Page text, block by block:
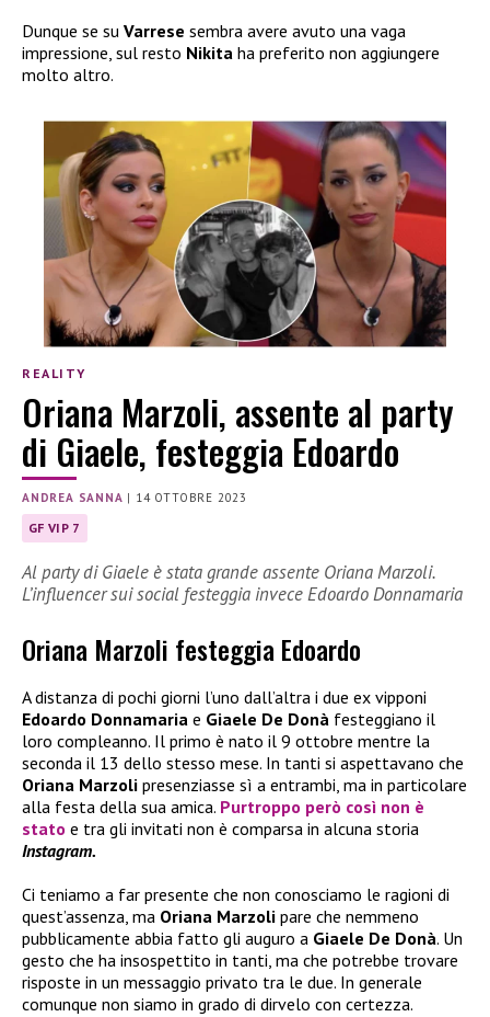
Dunque se su Varrese sembra avere avuto una vaga
impressione, sul resto Nikita ha preferito non aggiungere
molto altro.
REALITY
Oriana Marzoli, assente al party
di Giaele, festeggia Edoardo
ANDREA SANNA | 14 OTTOBRE 2023
GF VIP 7
Al party di Giaele è stata grande assente Oriana Marzoli.
L’influencer sui social festeggia invece Edoardo Donnamaria
Oriana Marzoli festeggia Edoardo
A distanza di pochi giorni l’uno dall’altra i due ex vipponi
Edoardo Donnamaria e Giaele De Donà festeggiano il
loro compleanno. Il primo è nato il 9 ottobre mentre la
seconda il 13 dello stesso mese. In tanti si aspettavano che
Oriana Marzoli presenziasse sì a entrambi, ma in particolare
alla festa della sua amica. Purtroppo però così non è
stato e tra gli invitati non è comparsa in alcuna storia
Instagram.
Ci teniamo a far presente che non conosciamo le ragioni di
quest’assenza, ma Oriana Marzoli pare che nemmeno
pubblicamente abbia fatto gli auguro a Giaele De Donà. Un
gesto che ha insospettito in tanti, ma che potrebbe trovare
risposte in un messaggio privato tra le due. In generale
comunque non siamo in grado di dirvelo con certezza.